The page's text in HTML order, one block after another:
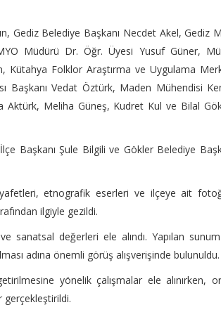
Gediz Belediye Başkanı Necdet Akel, Gediz
Müdürü Dr. Öğr. Üyesi Yusuf Güner,
Kütahya Folklor Araştırma ve Uygulama
Başkanı Vedat Öztürk, Maden Mühendisi
Aktürk, Meliha Güneş, Kudret Kul ve Bilal
Başkanı Şule Bilgili ve Gökler Belediye
etnografik eserleri ve ilçeye ait
ilgiyle gezildi.
sanatsal değerleri ele alındı. Yapılan
adına önemli görüş alışverişinde bulunuldu.
yönelik çalışmalar ele alınırken,
gerçekleştirildi.